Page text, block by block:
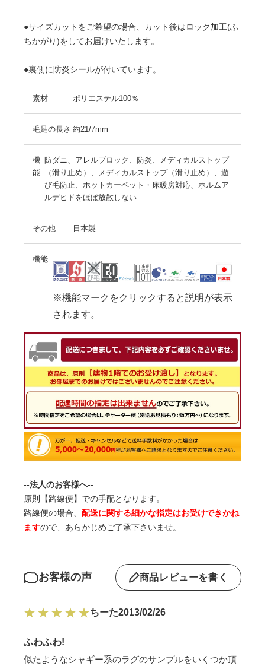
●サイズカットをご希望の場合、カット後はロック加工(ふ
ちかがり)をしてお届けいたします。
●裏側に防炎シールが付いています。
素材 ポリエステル100％
毛足の長さ 約21/7mm
機
能
防ダニ、アレルブロック、防炎、メディカルストップ
（滑り止め）、メディカルストップ（滑り止め）、遊
び毛防止、ホットカーペット・床暖房対応、ホルムア
ルデヒドをほぼ放散しない
その他 日本製
機能
※機能マークをクリックすると説明が表示
されます。
--法人のお客様へ--
原則【路線便】での手配となります。
路線便の場合、 配送に関する細かな指定はお受けできかね
ますので、あらかじめご了承下さいませ。
お客様の声 商品レビューを書く
ちーた2013/02/26
ふわふわ!
似たようなシャギー系のラグのサンプルをいくつか頂